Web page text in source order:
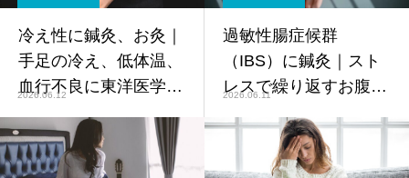
冷え性に鍼灸、お灸｜
手足の冷え、低体温、
血行不良に東洋医学
2026.06.12
過敏性腸症候群
（IBS）に鍼灸｜スト
レスで繰り返すお腹の
洋医学で根本からケア
【鍼灸師監修】
2026.06.11